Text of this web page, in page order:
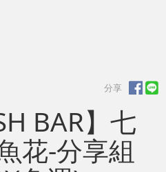
BAR】七
花-分享組